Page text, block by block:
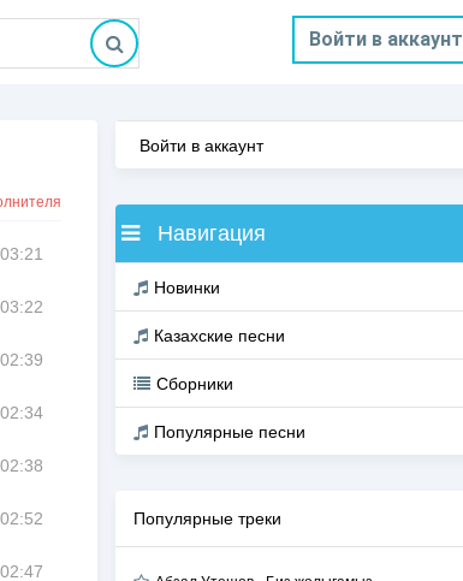
Войти в аккаунт
03:21
03:22
02:39
02:34
02:38
02:52
02:47
Войти в аккаунт
Навигация
Новинки
Казахские песни
Сборники
Популярные песни
Популярные треки